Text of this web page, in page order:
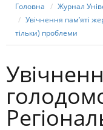
Головна Журнал
Увічнення пам’яті
тільки) проблеми